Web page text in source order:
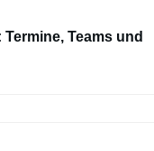
Teams und